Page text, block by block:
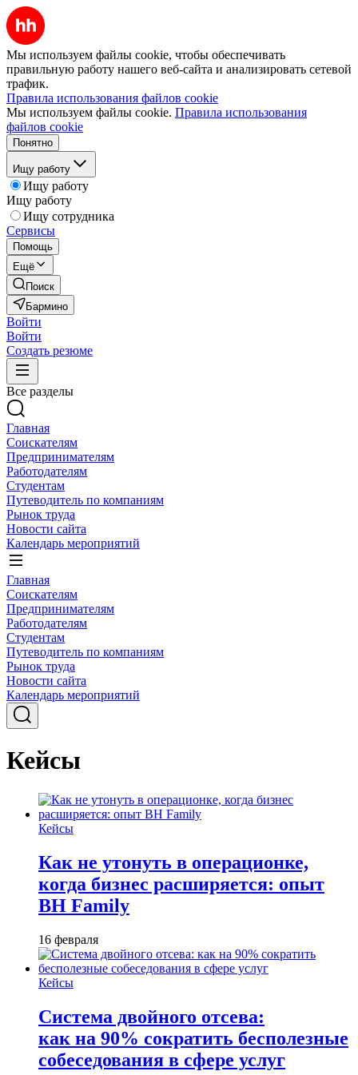
Мы используем файлы cookie, чтобы обеспечивать
правильную работу нашего веб-сайта и анализировать сетевой
трафик.
Правила использования файлов cookie
Мы используем файлы cookie. Правила использования
файлов cookie
Понятно
Ищу работу
Ищу работу
Ищу работу
Ищу сотрудника
Сервисы
Помощь
Ещё
Поиск
Бармино
Войти
Войти
Создать резюме
Все разделы
Главная
Соискателям
Предпринимателям
Работодателям
Студентам
Путеводитель по компаниям
Рынок труда
Новости сайта
Календарь мероприятий
Главная
Соискателям
Предпринимателям
Работодателям
Студентам
Путеводитель по компаниям
Рынок труда
Новости сайта
Календарь мероприятий
Кейсы
Кейсы
Как не утонуть в операционке,
когда бизнес расширяется: опыт
BH Family
16 февраля
Кейсы
Система двойного отсева:
как на 90% сократить бесполезные
собеседования в сфере услуг